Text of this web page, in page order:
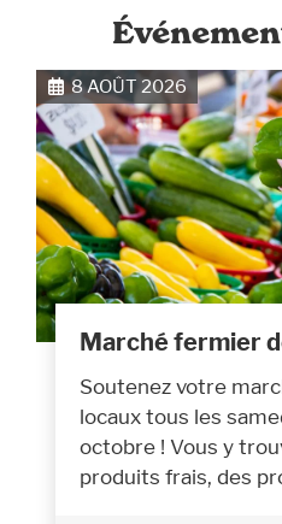
8 AOÛT 2026
Marché fermier
Soutenez votre
locaux tous les
octobre ! Vous y
produits frais, des